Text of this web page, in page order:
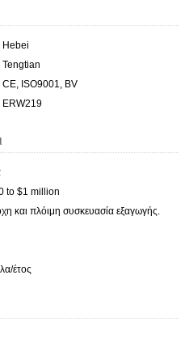
Hebei
Tengtian
CE, ISO9001, BV
ERW219
to $1 million
και πλόιμη συσκευασία εξαγωγής.
έτος